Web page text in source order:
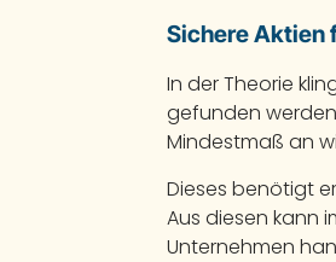
Sichere Aktien
In der Theorie
gefunden
Mindestmaß an
Dieses benötigt
Aus diesen kann
Unternehmen